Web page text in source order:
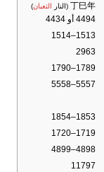
丁巳年 (النار الثعبان)
4494 أو 4434
1513–1514
2963
1789–1790
5557–5558
1853–1854
1719–1720
4898–4899
11797